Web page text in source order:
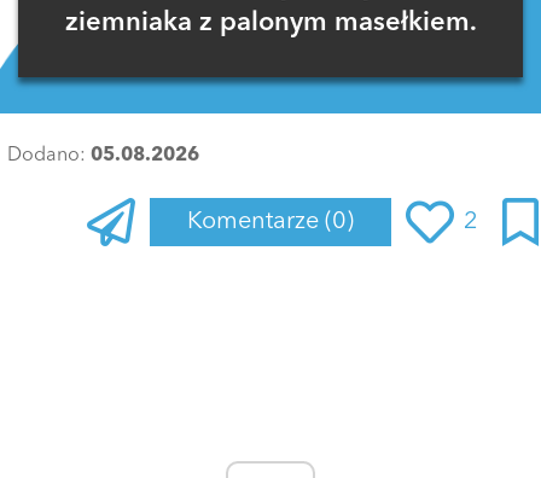
ziemniaka z palonym masełkiem.
Dodano: 05.08.2026
Komentarze (0) 2